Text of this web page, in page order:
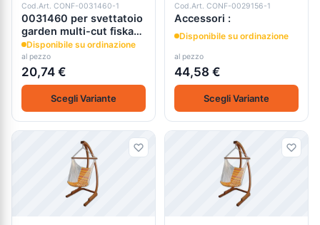
Cod.Art. CONF-0031460-1
0031460 per svettatoio
garden multi-cut fiskars
up 84
Disponibile su ordinazione
al pezzo
20,74 €
Scegli Variante
Cod.Art. CONF-0029156-1
Accessori :
Disponibile su ordinazione
al pezzo
44,58 €
Scegli Variante